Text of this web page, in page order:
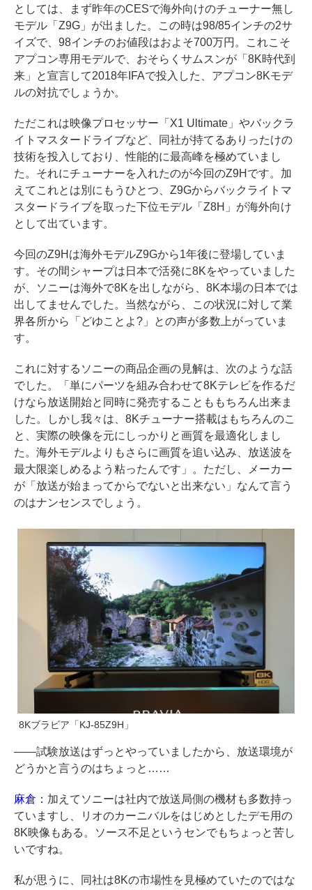
としては、まず昨年のCESで海外向けのチューナー無し
モデル「Z9G」が出ました。この時は98/85インチの2サ
イズで、98インチのお値段はおよそ700万円。これこそ
アプコン専用モデルで、おそらくサムスンが「8K時代到
来」と宣言して2018年IFAで投入した、アプコン8Kモデ
ルの対抗でしょうか。
ただこれは映像プロセッサー「X1 Ultimate」やバックラ
イトマスタードライブなど、同社が持てるありったけの
技術を投入しており、性能的に最高峰を極めていまし
た。それにチューナーを入れたのが今回のZ9Hです。加
えてこれとは別にもうひとつ、Z9Gからバックライトマ
スタードライブを取った下位モデル「Z8H」が海外向け
として出ています。
今回のZ9Hは海外モデルZ9Gから1年後に登場していま
す。その間シャープは日本で活発に8Kをやっていました
が、ソニーは海外で8Kを出しながら、8K本場の日本では
出してませんでした。当然ながら、この状況に対して業
界各所から「どゆことよ?」との声が多数上がっていま
す。
これに対するソニーの商品企画の見解は、次のような話
でした。「単にパーツを組み合わせて8Kテレビを作るだ
けなら放送開始と同時に発売することももちろん出来ま
した。しかし我々は、8Kチューナー搭載はもちろんのこ
と、実際の映像を元にしっかりと画質を最適化しまし
た。海外モデルよりもさらに画質を追い込み、放送波を
最大限楽しめるよう粘ったんです」。ただし、メーカー
が「放送が始まってからでないと出来ない」なんて言う
のはナンセンスでしょう。
8Kブラビア「KJ-85Z9H」
――試験放送はずっとやっていましたから、放送環境が
どうかと言うのはちょっと……
麻倉： 加えてソニーは社内で放送局側の機材も多数持っ
ていますし、リオのカーニバルをはじめとしたデモ用の
8K映像もある。ソース不足というセンでもちょっと苦し
いですね。
私が思うに、同社は8Kの市場性を見極めていたのではな